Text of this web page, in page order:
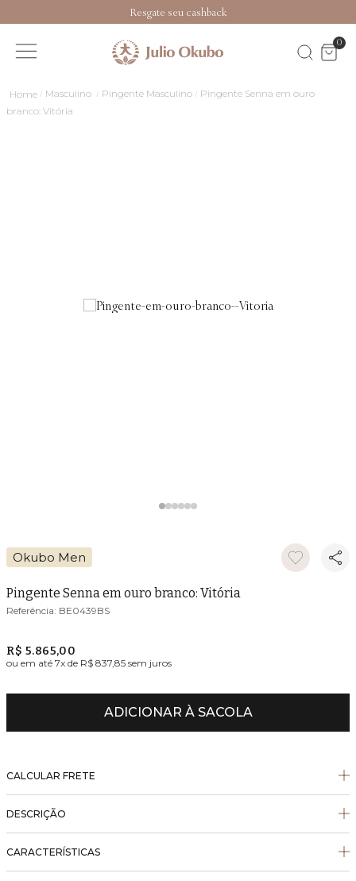
Resgate seu cashback
0
Masculino Pingente Masculino
Pingente Senna em ouro
branco: Vitória
Okubo Men
Pingente Senna em ouro branco: Vitória
BE0439BS
R$ 5.865,00
ou em até 7x de R$ 837,85 sem juros
ADICIONAR À SACOLA
CALCULAR FRETE
DESCRIÇÃO
CARACTERÍSTICAS